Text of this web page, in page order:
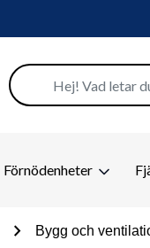
Förnödenheter
chevron_right Bygg och